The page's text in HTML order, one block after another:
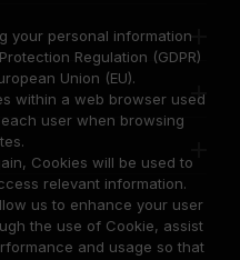
your personal information
Regulation (GDPR)
Union (EU).
within a web browser used
user when browsing
Cookies will be used to
relevant information.
us to enhance your user
the use of Cookie, assist
and usage so that